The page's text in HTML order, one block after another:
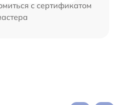
с сертификатом